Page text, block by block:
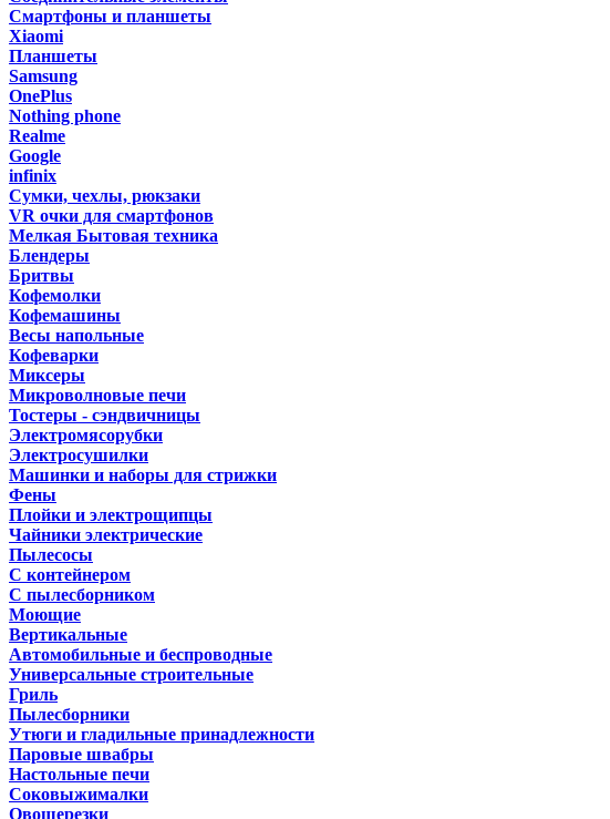
Смартфоны и планшеты
Xiaomi
Планшеты
Samsung
OnePlus
Nothing phone
Realme
Google
infinix
Сумки, чехлы, рюкзаки
VR очки для смартфонов
Мелкая Бытовая техника
Блендеры
Бритвы
Кофемолки
Кофемашины
Весы напольные
Кофеварки
Миксеры
Микроволновые печи
Тостеры - сэндвичницы
Электромясорубки
Электросушилки
Машинки и наборы для стрижки
Фены
Плойки и электрощипцы
Чайники электрические
Пылесосы
С контейнером
С пылесборником
Моющие
Вертикальные
Автомобильные и беспроводные
Универсальные строительные
Гриль
Пылесборники
Утюги и гладильные принадлежности
Паровые швабры
Настольные печи
Соковыжималки
Овощерезки